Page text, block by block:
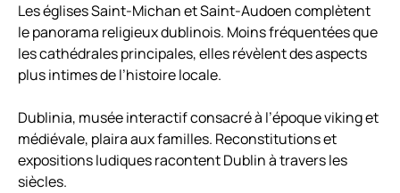
Les églises Saint-Michan et Saint-Audoen complètent
le panorama religieux dublinois. Moins fréquentées que
les cathédrales principales, elles révèlent des aspects
plus intimes de l’histoire locale.
Dublinia, musée interactif consacré à l’époque viking et
médiévale, plaira aux familles. Reconstitutions et
expositions ludiques racontent Dublin à travers les
siècles.